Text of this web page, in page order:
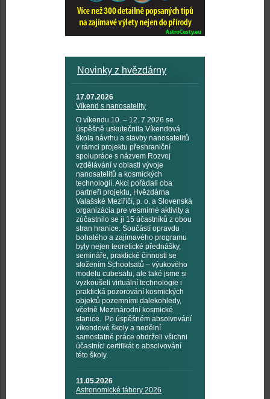
Novinky z hvězdárny
17.07.2026
Víkend s nanosatelity
O víkendu 10. – 12. 7 2026 se
úspěšně uskutečnila Víkendová
škola návrhu a stavby nanosatelitů
v rámci projektu přeshraniční
spolupráce s názvem Rozvoj
vzdělávání v oblasti vývoje
nanosatelitů a kosmických
technologií. Akci pořádali oba
partneři projektu, Hvězdárna
Valašské Meziříčí, p. o. a Slovenská
organizácia pre vesmírné aktivity a
zúčastnilo se ji 15 účastníků z obou
stran hranice. Součástí opravdu
bohatého a zajímavého programu
byly nejen teoretické přednášky,
semináře, praktické činnosti se
složením Schoolsatů – výukového
modelu cubesatu, ale také jsme si
vyzkoušeli virtuální technologie i
praktická pozorování kosmických
objektů pozemními dalekohledy,
včetně Mezinárodní kosmické
stanice. Po úspěšném absolvování
víkendové školy a nedělní
samostatné práce obdrželi všichni
účastníci certifikát o absolvování
této školy.
11.05.2026
Astronomické tábory 2026